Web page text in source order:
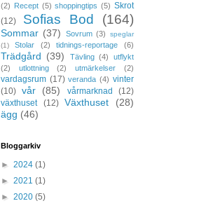
(2) Recept (5) shoppingtips (5) Skrot
(12)
Sofias Bod (164)
Sommar (37) Sovrum (3)
speglar
(1)
Stolar (2) tidnings-reportage (6)
Trädgård (39) Tävling (4)
utflykt
(2)
utlottning (2) utmärkelser (2)
vardagsrum (17) veranda (4) vinter
(10) vår (85) vårmarknad
(12)
växthuset
(12) Växthuset
(28)
ägg (46)
Bloggarkiv
► 2024 (1)
► 2021 (1)
► 2020 (5)